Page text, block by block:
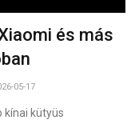
és más
05-17
kínai kütyüs